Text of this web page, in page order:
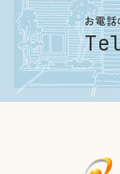
お電話